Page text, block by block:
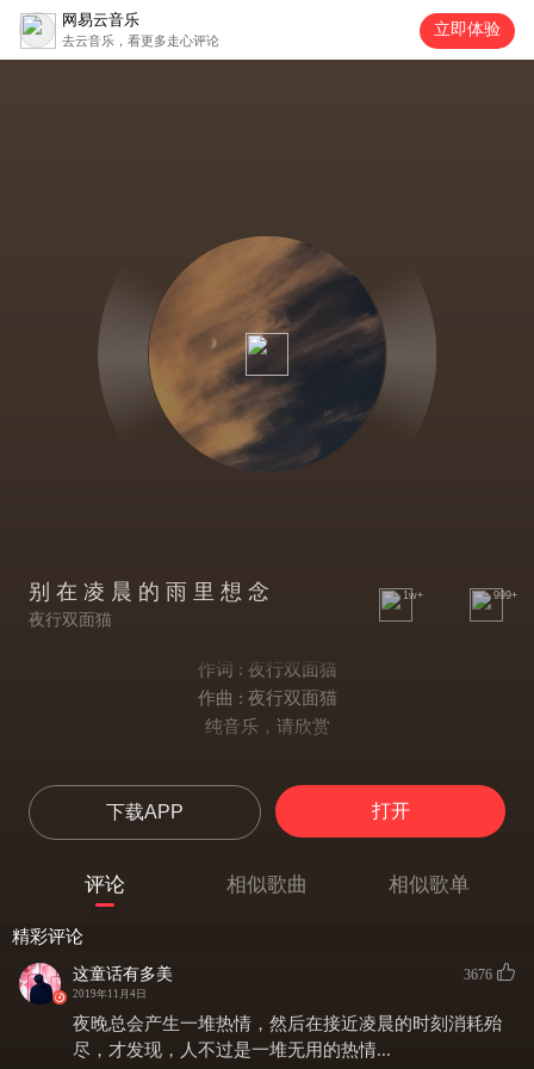
网易云音乐
去云音乐，看更多走心评论
立即体验
别 在 凌 晨 的 雨 里 想 念
夜行双面猫
1w+ 999+
作词 : 夜行双面猫
作曲 : 夜行双面猫
纯音乐，请欣赏
下载APP 打开
评论 相似歌曲 相似歌单
精彩评论
这童话有多美
2019年11月4日
3676
夜晚总会产生一堆热情，然后在接近凌晨的时刻消耗殆
尽，才发现​，人不过是一堆无用的热情...